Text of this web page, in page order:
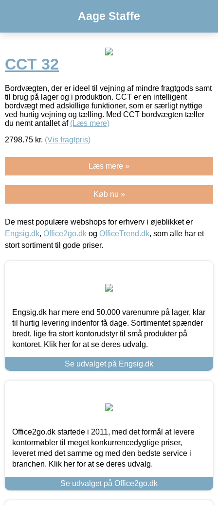
Aage Staffe
CCT 32
Bordvægten, der er ideel til vejning af mindre fragtgods samt
til brug på lager og i produktion. CCT er en intelligent
bordvægt med adskillige funktioner, som er særligt nyttige
ved hurtig vejning og tælling. Med CCT bordvægten tæller
du nemt antallet af (Læs mere)
2798.75 kr. (Vis fragtpris)
Læs mere »
Køb nu »
De mest populære webshops for erhverv i øjeblikket er
Engsig.dk, Office2go.dk og OfficeTrend.dk, som alle har et
stort sortiment til gode priser.
Engsig.dk har mere end 50.000 varenumre på lager, klar
til hurtig levering indenfor få dage. Sortimentet spænder
bredt, lige fra stort kontorudstyr til små produkter på
kontoret. Klik her for at se deres udvalg.
Se udvalget på Engsig.dk
Office2go.dk startede i 2011, med det formål at levere
kontormøbler til meget konkurrencedygtige priser,
leveret med det samme og med den bedste service i
branchen. Klik her for at se deres udvalg.
Se udvalget på Office2go.dk